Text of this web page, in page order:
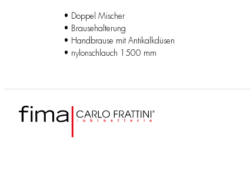
• Doppel Mischer
• Brausehalterung
• Handbrause mit Antikalkdüsen
• nylonschlauch 1500 mm